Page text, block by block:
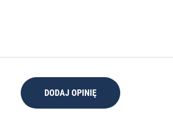
DODAJ OPINIĘ